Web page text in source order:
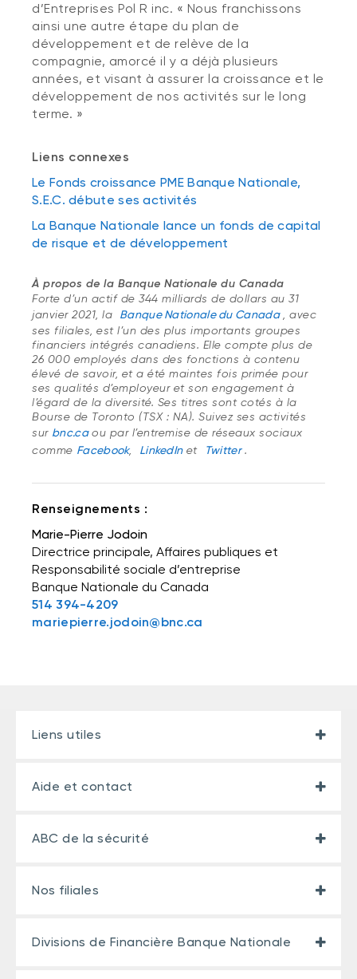
d’Entreprises Pol R inc. « Nous franchissons
ainsi une autre étape du plan de
développement et de relève de la
compagnie, amorcé il y a déjà plusieurs
années, et visant à assurer la croissance et le
développement de nos activités sur le long
terme. »
Liens connexes
Le Fonds croissance PME Banque Nationale,
S.E.C. débute ses activités
La Banque Nationale lance un fonds de capital
de risque et de développement
À propos de la Banque Nationale du Canada
Forte d’un actif de 344 milliards de dollars au 31
janvier 2021, la
Banque Nationale du Canada
, avec
ses filiales, est l’un des plus importants groupes
financiers intégrés canadiens. Elle compte plus de
26 000 employés dans des fonctions à contenu
élevé de savoir, et a été maintes fois primée pour
ses qualités d’employeur et son engagement à
l’égard de la diversité. Ses titres sont cotés à la
Bourse de Toronto (TSX : NA). Suivez ses activités
sur bnc.ca ou par l’entremise de réseaux sociaux
comme Facebook, LinkedInet Twitter .
Renseignements :
Marie-Pierre Jodoin
Directrice principale, Affaires publiques et
Responsabilité sociale d’entreprise
Banque Nationale du Canada
514 394-4209
mariepierre.jodoin@bnc.ca
Liens utiles
Aide et contact
ABC de la sécurité
Nos filiales
Divisions de Financière Banque Nationale